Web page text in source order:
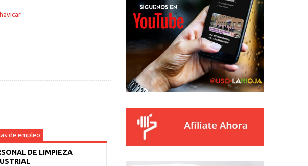
.
de empleo
DE LIMPIEZA